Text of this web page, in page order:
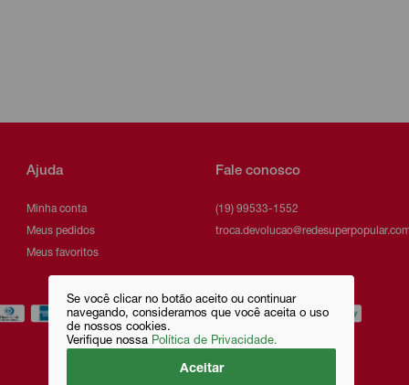
Se você clicar no botão aceito ou continuar
navegando, consideramos que você aceita o uso
de nossos cookies.
Verifique nossa Política de Privacidade.
Aceitar
Ajuda
Minha conta
Meus pedidos
Meus favoritos
Fale conosco
(19) 99533-1552